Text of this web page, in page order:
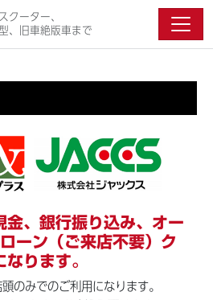
クーター、
、旧車絶版車まで
金、銀行振り込み、オー
ーン（ご来店不要）ク
ります。
のみでのご利用になります。